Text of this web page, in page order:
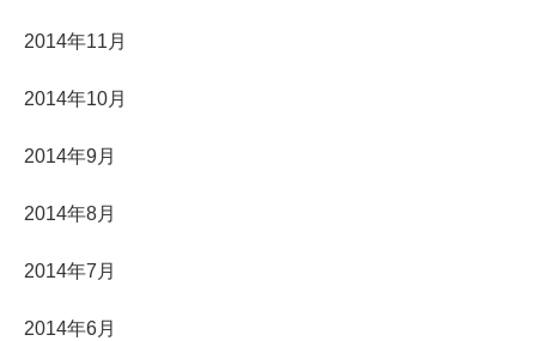
2014年11月
2014年10月
2014年9月
2014年8月
2014年7月
2014年6月